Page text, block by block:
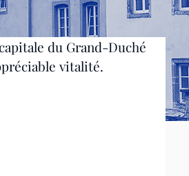
du Grand-Duché
vitalité.